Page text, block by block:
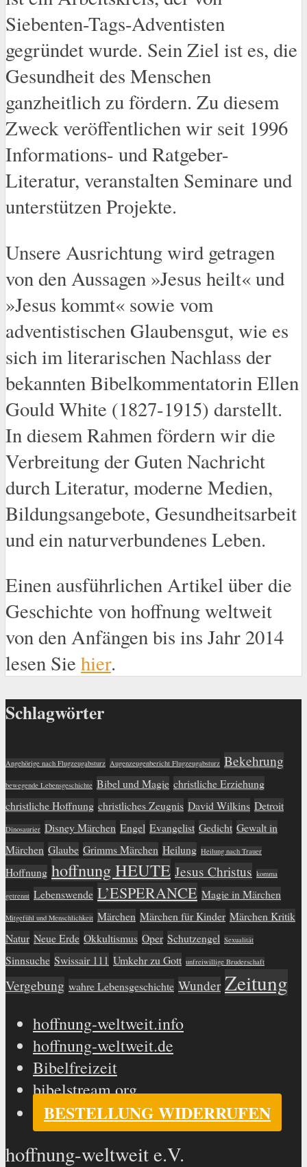
Siebenten-Tags-Adventisten
gegründet wurde. Sein Ziel ist es, die
Gesundheit des Menschen
ganzheitlich zu fördern. Zu diesem
Zweck veröffentlichen wir seit 1996
Informations- und Ratgeber-
Literatur, veranstalten Seminare und
unterstützen Projekte.
Unsere Ausrichtung wird getragen
von den Aussagen »Jesus heilt« und
»Jesus kommt« sowie vom
adventistischen Glaubensgut, wie es
sich im literarischen Nachlass der
bekannten Bibelkommentatorin Ellen
Gould White (1827-1915) darstellt.
In diesem Rahmen fördern wir die
Verbreitung der Guten Nachricht
durch Literatur, moderne Medien,
Bildungsangebote, Gesundheitsarbeit
und ein naturverbundenes Leben.
Einen ausführlichen Artikel über die
Geschichte von hoffnung weltweit
von den Anfängen bis ins Jahr 2014
lesen Sie hier.
Schlagwörter
Angehörige nach Flugzeugabsturz Augenzeugenbericht Flugzeugabsturz Bekehrung
bewegende Lebensgeschichte Bibel und Magie christliche Erziehung
christliche Hoffnung christliches Zeugnis David Wilkins Detroit
Dinosaurier Disney Märchen Engel Evangelist Gedicht Gewalt in
Märchen Glaube Grimms Märchen Heilung Heilung nach Trauer
Hoffnung hoffnung HEUTE Jesus Christus komma
getrennt Lebenswende L’ESPERANCE Magie in Märchen
Mitgefühl und Menschlichkeit Märchen Märchen für Kinder Märchen Kritik
Natur Neue Erde Okkultismus Oper Schutzengel Sexualität
Sinnsuche Swissair 111 Umkehr zu Gott unfreiwillige Bruderschaft
Vergebung wahre Lebensgeschichte Wunder Zeitung
hoffnung-weltweit.info
hoffnung-weltweit.de
Bibelfreizeit
bibelstream.org
BESTELLUNG WIDERRUFEN
hoffnung-weltweit e.V.